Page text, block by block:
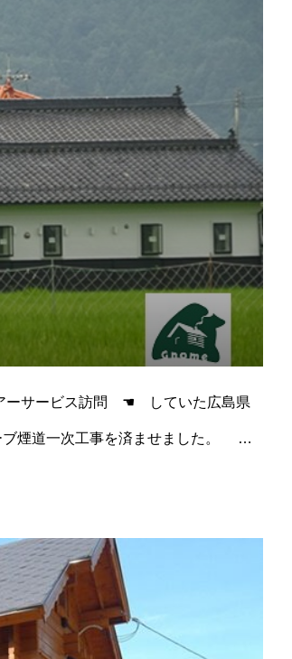
ーサービス訪問 ☚ していた広島県
ブ煙道一次工事を済ませました。 国